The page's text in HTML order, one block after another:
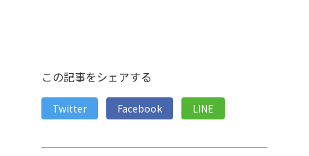
この記事をシェアする
Twitter Facebook LINE